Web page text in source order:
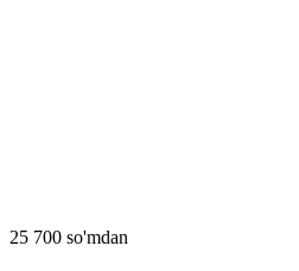
25 700 so'mdan